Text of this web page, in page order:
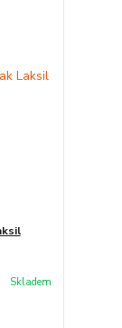
Skladem